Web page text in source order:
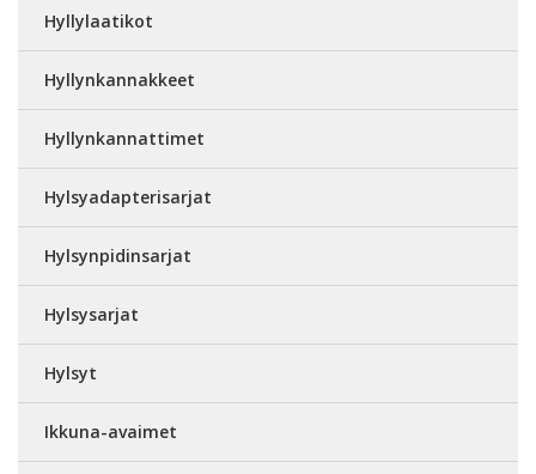
Hyllylaatikot
Hyllynkannakkeet
Hyllynkannattimet
Hylsyadapterisarjat
Hylsynpidinsarjat
Hylsysarjat
Hylsyt
Ikkuna-avaimet